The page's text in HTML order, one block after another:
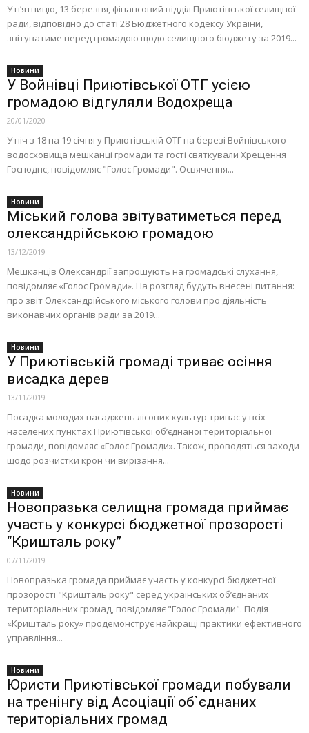
У п’ятницю, 13 березня, фінансовий відділ Приютівської селищної
ради, відповідно до статі 28 Бюджетного кодексу України,
звітуватиме перед громадою щодо селищного бюджету за 2019...
Новини
У Войнівці Приютівської ОТГ усією
громадою відгуляли Водохреща
20/01/2020
У ніч з 18 на 19 січня у Приютівській ОТГ на березі Войнівського
водосховища мешканці громади та гості святкували Хрещення
Господнє, повідомляє "Голос Громади". Освячення...
Новини
Міський голова звітуватиметься перед
олександрійською громадою
13/12/2019
Мешканців Олександрії запрошують на громадські слухання,
повідомляє «Голос Громади». На розгляд будуть внесені питання:
про звіт Олександрійського міського голови про діяльність
виконавчих органів ради за 2019...
Новини
У Приютівській громаді триває осіння
висадка дерев
13/11/2019
Посадка молодих насаджень лісових культур триває у всіх
населених пунктах Приютівської об’єднаної територіальної
громади, повідомляє «Голос Громади». Також, проводяться заходи
щодо розчистки крон чи вирізання...
Новини
Новопразька селищна громада приймає
участь у конкурсі бюджетної прозорості
“Кришталь року”
07/11/2019
Новопразька громада приймає участь у конкурсі бюджетної
прозорості "Кришталь року" серед українських об’єднаних
територіальних громад, повідомляє "Голос Громади". Подія
«Кришталь року» продемонструє найкращі практики ефективного
управління...
Новини
Юристи Приютівської громади побували
на тренінгу від Асоціації об`єднаних
територіальних громад